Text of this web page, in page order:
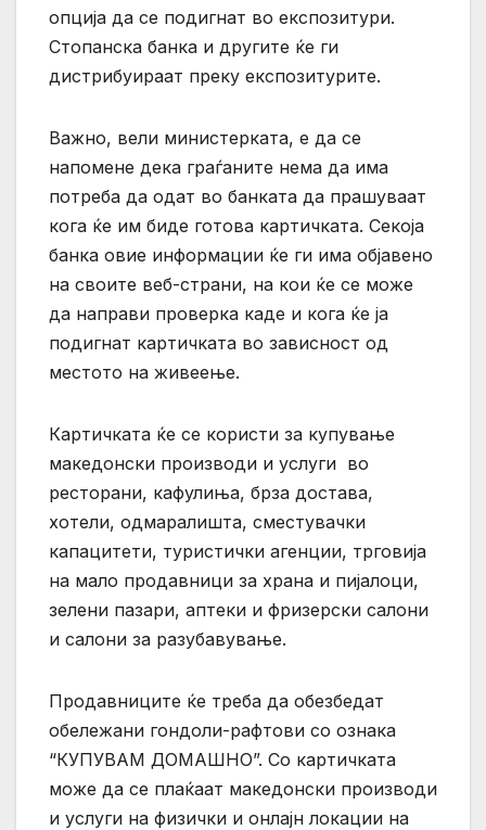
опција да се подигнат во експозитури.
Стопанска банка и другите ќе ги
дистрибуираат преку експозитурите.
Важно, вели министерката, е да се
напомене дека граѓаните нема да има
потреба да одат во банката да прашуваат
кога ќе им биде готова картичката. Секоја
банка овие информации ќе ги има објавено
на своите веб-страни, на кои ќе се може
да направи проверка каде и кога ќе ја
подигнат картичката во зависност од
местото на живеење.
Картичката ќе се користи за купување
македонски производи и услуги во
ресторани, кафулиња, брза достава,
хотели, одмаралишта, сместувачки
капацитети, туристички агенции, трговија
на мало продавници за храна и пијалоци,
зелени пазари, аптеки и фризерски салони
и салони за разубавување.
Продавниците ќе треба да обезбедат
обележани гондоли-рафтови со ознака
“КУПУВАM ДОМАШНО”. Со картичката
може да се плаќаат македонски производи
и услуги на физички и онлајн локации на